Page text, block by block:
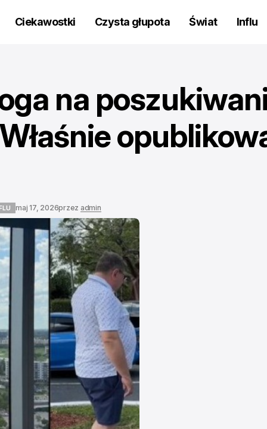
Ciekawostki Czysta głupota Świat Influ
na
maj 17, 2026przez admin